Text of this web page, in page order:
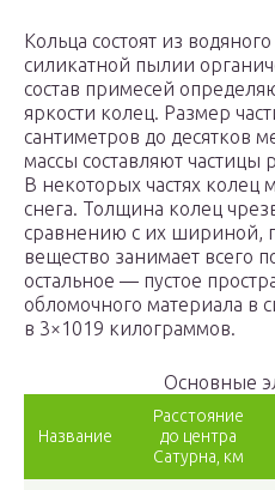
Кольца состоят из
силикатной пылии
состав примесей
яркости колец. Размер
сантиметров до десятков
массы составляют
В некоторых частях колец
снега. Толщина колец
сравнению с их шириной,
вещество занимает всего
остальное — пустое
обломочного материала в
в 3×1019 килограммов.
Основные
Название
Расстояние
до центра
Сатурна, км